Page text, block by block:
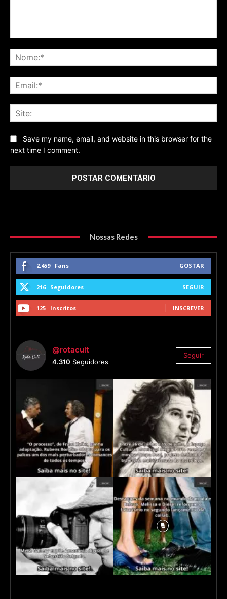
Save my name, email, and website in this browser for the
next time I comment.
Nossas Redes
2,459 Fans GOSTAR
216 Seguidores SEGUIR
125 Inscritos INSCREVER
@rotacult
4.310 Seguidores
Seguir